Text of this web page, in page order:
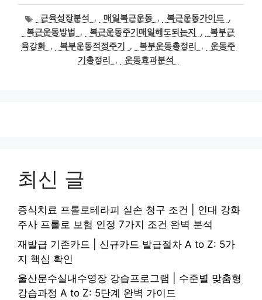
태
그
근육성장분석 , 매일복근운동 , 복근운동가이드 ,
복근운동방법
, 복근운동주기매일해도되는지 ,
복부근
육강화 , 복부운동적정주기 , 복부운동총정리 ,
운동주
기총정리
, 운동효과분석
최신 글
증식치료 프롤로테라피 실손 청구 조건 | 인대 강화
주사 프롤로 보험 인정 7가지 조건 완벽 분석
재발급 기존카드 | 신규카드 발급절차 A to Z: 5가
지 핵심 확인
울산문수실내수영장 강습프로그램 | 수준별 맞춤형
강습과정 A to Z: 5단계 완벽 가이드